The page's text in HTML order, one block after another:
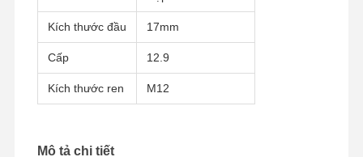
Về Chúng
Tôi
Chuyến
Tham Quan
Nhà Máy
Chất Lượng
Kích thước đầu 17mm
Cấp 12.9
Kích thước ren M12
Mô tả chi tiết